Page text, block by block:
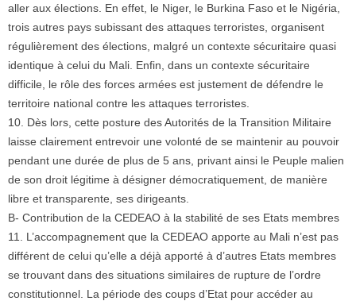
aller aux élections. En effet, le Niger, le Burkina Faso et le Nigéria,
trois autres pays subissant des attaques terroristes, organisent
régulièrement des élections, malgré un contexte sécuritaire quasi
identique à celui du Mali. Enfin, dans un contexte sécuritaire
difficile, le rôle des forces armées est justement de défendre le
territoire national contre les attaques terroristes.
10. Dès lors, cette posture des Autorités de la Transition Militaire
laisse clairement entrevoir une volonté de se maintenir au pouvoir
pendant une durée de plus de 5 ans, privant ainsi le Peuple malien
de son droit légitime à désigner démocratiquement, de manière
libre et transparente, ses dirigeants.
B- Contribution de la CEDEAO à la stabilité de ses Etats membres
11. L’accompagnement que la CEDEAO apporte au Mali n’est pas
différent de celui qu’elle a déjà apporté à d’autres Etats membres
se trouvant dans des situations similaires de rupture de l’ordre
constitutionnel. La période des coups d’Etat pour accéder au